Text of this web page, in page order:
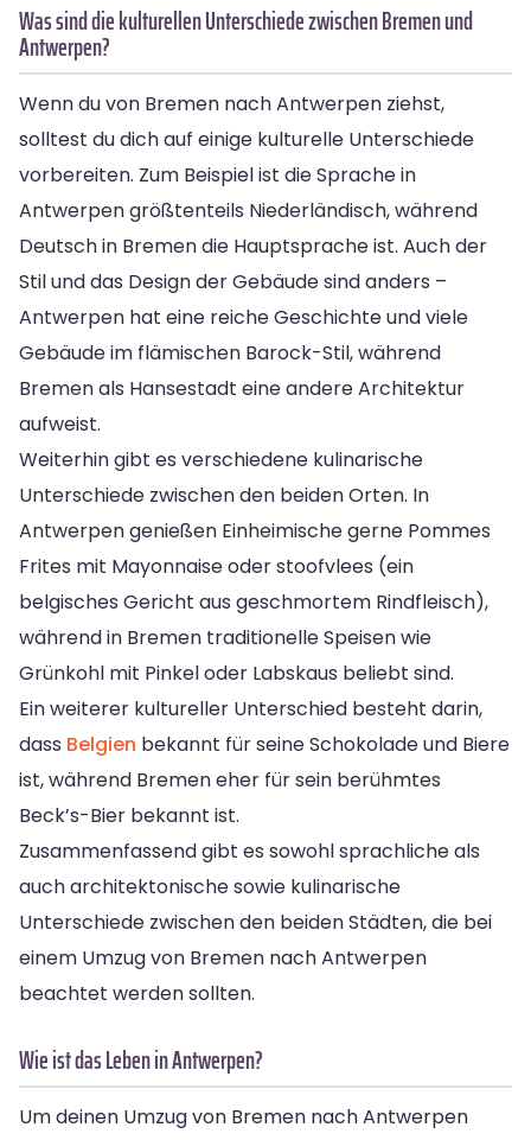
Was sind die kulturellen Unterschiede zwischen Bremen und
Antwerpen?
Wenn du von Bremen nach Antwerpen ziehst,
solltest du dich auf einige kulturelle Unterschiede
vorbereiten. Zum Beispiel ist die Sprache in
Antwerpen größtenteils Niederländisch, während
Deutsch in Bremen die Hauptsprache ist. Auch der
Stil und das Design der Gebäude sind anders –
Antwerpen hat eine reiche Geschichte und viele
Gebäude im flämischen Barock-Stil, während
Bremen als Hansestadt eine andere Architektur
aufweist.
Weiterhin gibt es verschiedene kulinarische
Unterschiede zwischen den beiden Orten. In
Antwerpen genießen Einheimische gerne Pommes
Frites mit Mayonnaise oder stoofvlees (ein
belgisches Gericht aus geschmortem Rindfleisch),
während in Bremen traditionelle Speisen wie
Grünkohl mit Pinkel oder Labskaus beliebt sind.
Ein weiterer kultureller Unterschied besteht darin,
dass Belgien bekannt für seine Schokolade und Biere
ist, während Bremen eher für sein berühmtes
Beck’s-Bier bekannt ist.
Zusammenfassend gibt es sowohl sprachliche als
auch architektonische sowie kulinarische
Unterschiede zwischen den beiden Städten, die bei
einem Umzug von Bremen nach Antwerpen
beachtet werden sollten.
Wie ist das Leben in Antwerpen?
Um deinen Umzug von Bremen nach Antwerpen